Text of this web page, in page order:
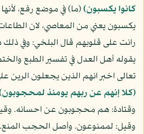
كانوا يكسبون)(ما) في موضع رفع،
يكسبون يعني من المعاصي، لان
رانت على قلوبهم قال البلخي: وفي
يقوله أهل العدل في تفسير الطبع
تعالى اخبر انهم الذين يجعلون الرين
(كلا إنهم عن ربهم يومئذ
وقتادة: هم محجوبون عن احسانه.
وقيل: لممنوعون. وأصل الحجب